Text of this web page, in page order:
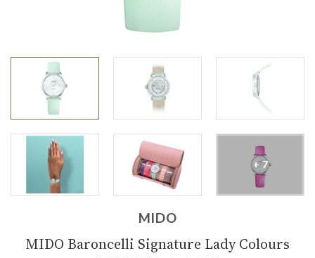
+ 7
MIDO
MIDO Baroncelli Signature Lady Colours